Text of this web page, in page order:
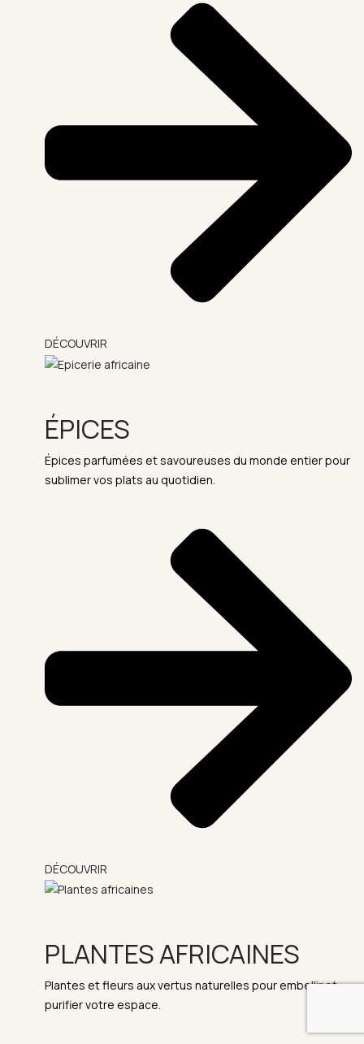
DÉCOUVRIR
ÉPICES
Épices parfumées et savoureuses du monde entier pour
sublimer vos plats au quotidien.
DÉCOUVRIR
PLANTES AFRICAINES
Plantes et fleurs aux vertus naturelles pour embellir et
purifier votre espace.